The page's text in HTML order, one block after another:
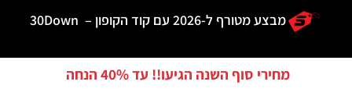
מבצע מטורף ל-2026 עם קוד הקופון – 30Down
מחירי סוף השנה הגיעו!! עד40% הנחה